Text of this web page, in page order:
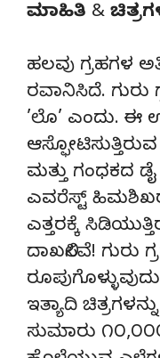
ಮಾಹಿತಿ &
ಹಲವು ಗ್ರಹಗಳ
ರವಾನಿಸಿದೆ.
’ಲೊ’ ಎಂದು.
ಮತ್ತು ಗಂಧಕದ
ಎವರೆಸ್ಟ್
ಎತ್ತರಕ್ಕೆ
ದಾಖಲಿಸಿವೆ! ಗುರು
ಇತ್ಯಾದಿ
ಸುಮಾರು